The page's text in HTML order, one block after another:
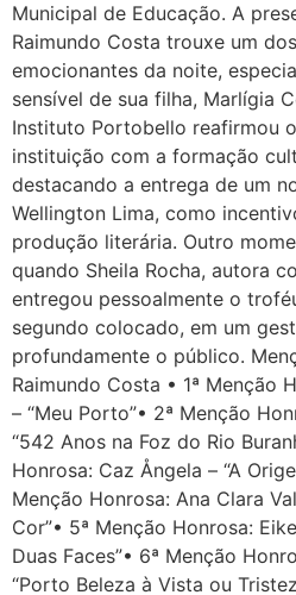
Municipal de Educação. A
Raimundo Costa trouxe um
emocionantes da noite,
sensível de sua filha, Marlígia
Instituto Portobello reafirmou
instituição com a formação
destacando a entrega de um
Wellington Lima, como
produção literária. Outro
quando Sheila Rocha, autora
entregou pessoalmente o
segundo colocado, em um
profundamente o público.
Raimundo Costa • 1ª Menção
– “Meu Porto”• 2ª Menção
“542 Anos na Foz do Rio
Honrosa: Caz Ångela – “A
Menção Honrosa: Ana Clara
Cor”• 5ª Menção Honrosa:
Duas Faces”• 6ª Menção
“Porto Beleza à Vista ou